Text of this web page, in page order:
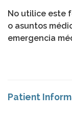
No utilice este
o asuntos
emergencia
Patient